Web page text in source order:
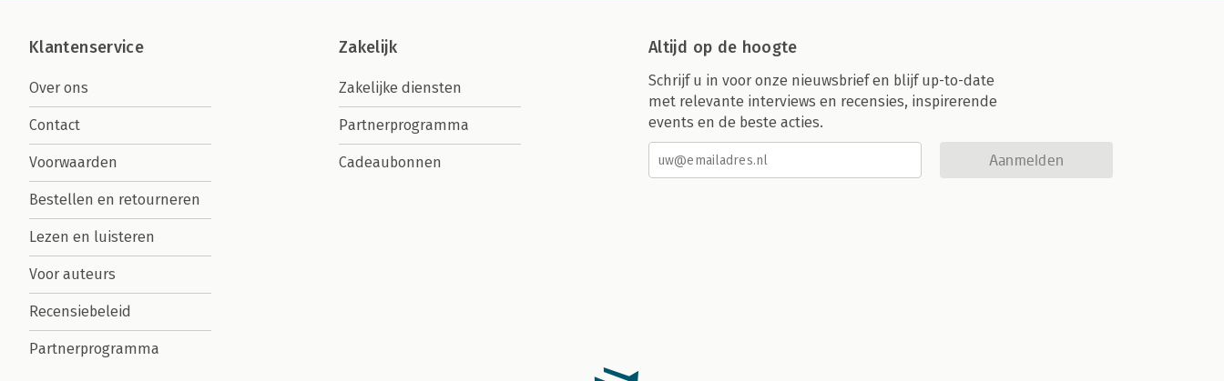
Klantenservice
Over ons
Contact
Voorwaarden
Bestellen en retourneren
Lezen en luisteren
Voor auteurs
Recensiebeleid
Partnerprogramma
Zakelijk
Zakelijke diensten
Partnerprogramma
Cadeaubonnen
Altijd op de hoogte
Schrijf u in voor onze nieuwsbrief en blijf up-to-date
met relevante interviews en recensies, inspirerende
events en de beste acties.
Aanmelden